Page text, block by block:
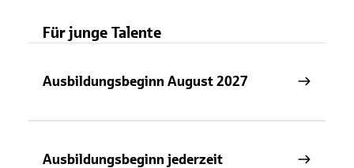
Für junge Talente
Ausbildungsbeginn August 2027
Ausbildungsbeginn jederzeit